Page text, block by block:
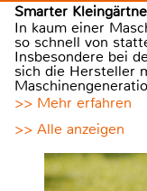
Smarter
In kaum einer
so schnell von
Insbesondere bei
sich die Hersteller
>> Mehr erfahren
>> Alle anzeigen